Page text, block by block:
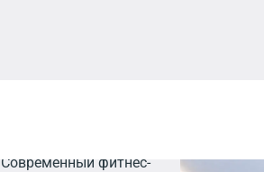
Современный фитнес-